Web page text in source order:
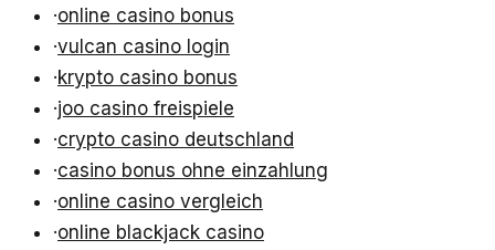
·online casino bonus
·vulcan casino login
·krypto casino bonus
·joo casino freispiele
·crypto casino deutschland
·casino bonus ohne einzahlung
·online casino vergleich
·online blackjack casino